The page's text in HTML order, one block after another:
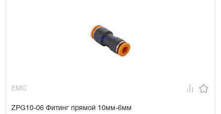
EMC
ZPG10-06 Фитинг прямой 10мм-6мм